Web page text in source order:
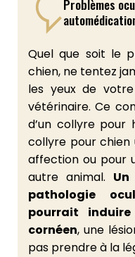
Problèmes
Quel que soit le
chien, ne tentez
les yeux de
vétérinaire. Ce
d’un collyre pour
collyre pour chien
affection ou pour
autre animal.
pathologie
pourrait
cornéen, une
pas prendre à la